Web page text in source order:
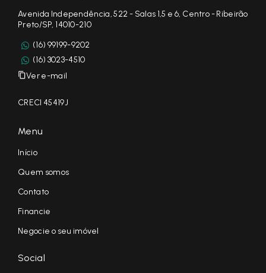
Avenida Independência, 522 - Salas 1,5 e 6, Centro - Ribeirão
Preto/SP, 14010-210
(16) 99199-9202
(16) 3023-4510
Ver e-mail
CRECI 45419J
Menu
Início
Quem somos
Contato
Financie
Negocie o seu imóvel
Social